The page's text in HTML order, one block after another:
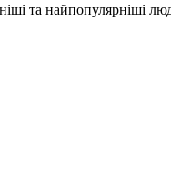
та найпопулярніші